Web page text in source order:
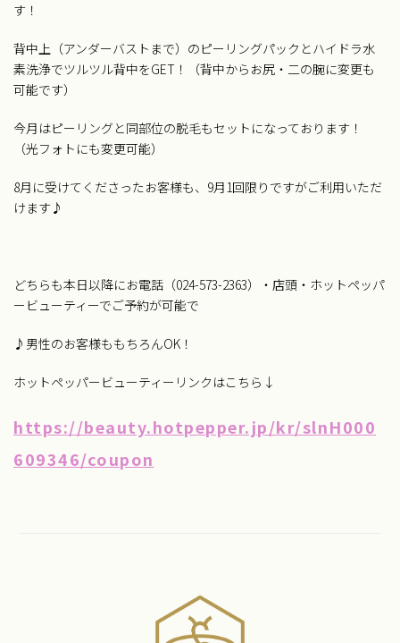
す！
背中上（アンダーバストまで）のピーリングパックとハイドラ水
素洗浄でツルツル背中をGET！（背中からお尻・二の腕に変更も
可能です）
今月はピーリングと同部位の脱毛もセットになっております！
（光フォトにも変更可能）
8月に受けてくださったお客様も、9月1回限りですがご利用いただ
けます♪
どちらも本日以降にお電話（024-573-2363）・店頭・ホットペッパ
ービューティーでご予約が可能で
♪男性のお客様ももちろんOK！
ホットペッパービューティーリンクはこちら↓
https://beauty.hotpepper.jp/kr/slnH000
609346/coupon